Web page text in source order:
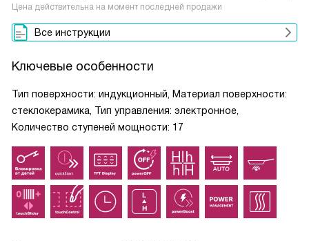
Цена действительна на момент последней продажи
Все инструкции
Ключевые особенности
Тип поверхности: индукционный, Материал поверхности:
стеклокерамика, Тип управления: электронное,
Количество ступеней мощности: 17